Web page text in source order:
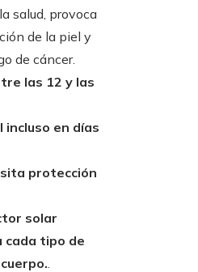
salud, provoca
de la piel y
de cáncer.
las 12 y las
en días
protección
solar
cada tipo de